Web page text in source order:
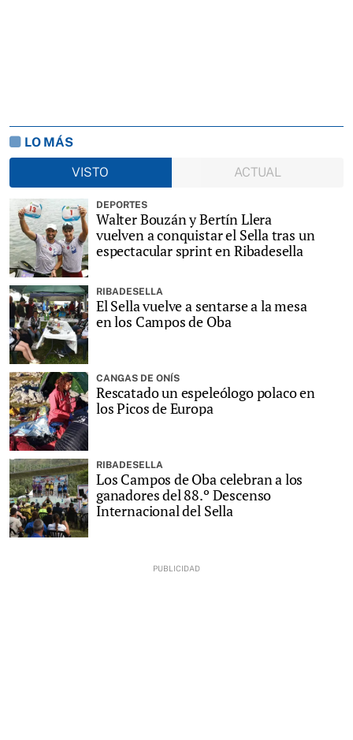
LO MÁS
VISTO
ACTUAL
DEPORTES
Walter Bouzán y Bertín Llera
vuelven a conquistar el Sella tras un
espectacular sprint en Ribadesella
RIBADESELLA
El Sella vuelve a sentarse a la mesa
en los Campos de Oba
CANGAS DE ONÍS
Rescatado un espeleólogo polaco en
los Picos de Europa
RIBADESELLA
Los Campos de Oba celebran a los
ganadores del 88.º Descenso
Internacional del Sella